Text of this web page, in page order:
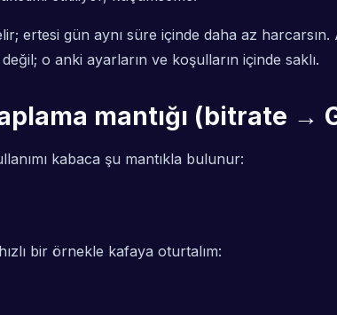
ertesi gün aynı süre içinde daha az
o anki ayarların ve koşulların içinde saklı.
mantığı (bitrate →
kabaca şu mantıkla bulunur:
bir örnekle kafaya oturtalım: